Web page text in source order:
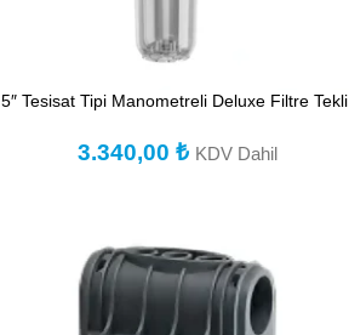
5″ Tesisat Tipi Manometreli Deluxe Filtre Tekli
3.340,00 ₺ KDV Dahil